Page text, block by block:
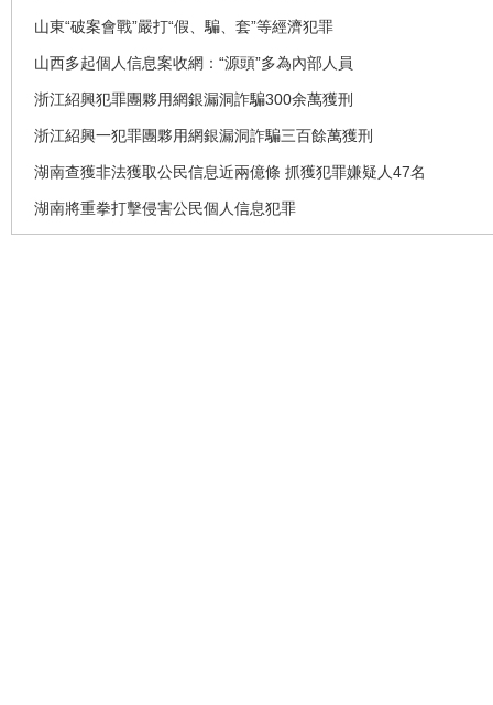
山東“破案會戰”嚴打“假、騙、套”等經濟犯罪
山西多起個人信息案收網：“源頭”多為內部人員
浙江紹興犯罪團夥用網銀漏洞詐騙300余萬獲刑
浙江紹興一犯罪團夥用網銀漏洞詐騙三百餘萬獲刑
湖南查獲非法獲取公民信息近兩億條 抓獲犯罪嫌疑人47名
湖南將重拳打擊侵害公民個人信息犯罪